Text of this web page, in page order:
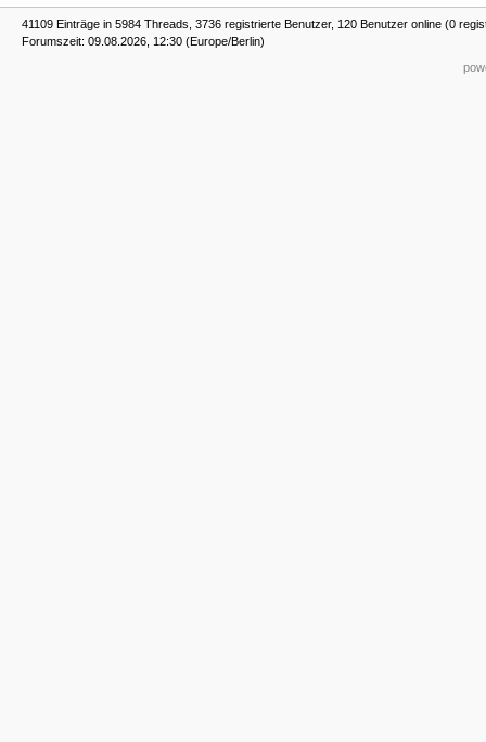
41109 Einträge in 5984 Threads, 3736 registrierte Benutzer, 120 Benutzer online (0
Forumszeit: 09.08.2026, 12:30 (Europe/Berlin)